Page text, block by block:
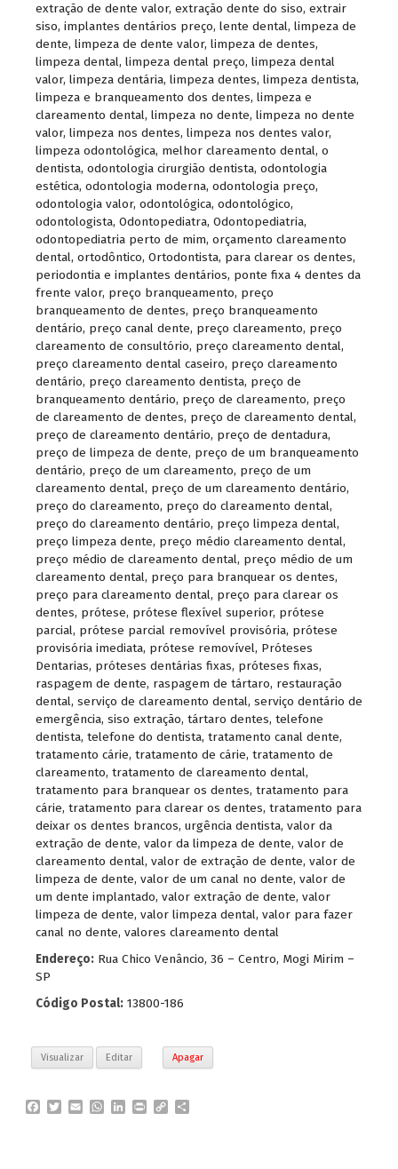
extração de dente valor, extração dente do siso, extrair
siso, implantes dentários preço, lente dental, limpeza de
dente, limpeza de dente valor, limpeza de dentes,
limpeza dental, limpeza dental preço, limpeza dental
valor, limpeza dentária, limpeza dentes, limpeza dentista,
limpeza e branqueamento dos dentes, limpeza e
clareamento dental, limpeza no dente, limpeza no dente
valor, limpeza nos dentes, limpeza nos dentes valor,
limpeza odontológica, melhor clareamento dental, o
dentista, odontologia cirurgião dentista, odontologia
estética, odontologia moderna, odontologia preço,
odontologia valor, odontológica, odontológico,
odontologista, Odontopediatra, Odontopediatria,
odontopediatria perto de mim, orçamento clareamento
dental, ortodôntico, Ortodontista, para clarear os dentes,
periodontia e implantes dentários, ponte fixa 4 dentes da
frente valor, preço branqueamento, preço
branqueamento de dentes, preço branqueamento
dentário, preço canal dente, preço clareamento, preço
clareamento de consultório, preço clareamento dental,
preço clareamento dental caseiro, preço clareamento
dentário, preço clareamento dentista, preço de
branqueamento dentário, preço de clareamento, preço
de clareamento de dentes, preço de clareamento dental,
preço de clareamento dentário, preço de dentadura,
preço de limpeza de dente, preço de um branqueamento
dentário, preço de um clareamento, preço de um
clareamento dental, preço de um clareamento dentário,
preço do clareamento, preço do clareamento dental,
preço do clareamento dentário, preço limpeza dental,
preço limpeza dente, preço médio clareamento dental,
preço médio de clareamento dental, preço médio de um
clareamento dental, preço para branquear os dentes,
preço para clareamento dental, preço para clarear os
dentes, prótese, prótese flexível superior, prótese
parcial, prótese parcial removível provisória, prótese
provisória imediata, prótese removível, Próteses
Dentarias, próteses dentárias fixas, próteses fixas,
raspagem de dente, raspagem de tártaro, restauração
dental, serviço de clareamento dental, serviço dentário de
emergência, siso extração, tártaro dentes, telefone
dentista, telefone do dentista, tratamento canal dente,
tratamento cárie, tratamento de cárie, tratamento de
clareamento, tratamento de clareamento dental,
tratamento para branquear os dentes, tratamento para
cárie, tratamento para clarear os dentes, tratamento para
deixar os dentes brancos, urgência dentista, valor da
extração de dente, valor da limpeza de dente, valor de
clareamento dental, valor de extração de dente, valor de
limpeza de dente, valor de um canal no dente, valor de
um dente implantado, valor extração de dente, valor
limpeza de dente, valor limpeza dental, valor para fazer
canal no dente, valores clareamento dental
Endereço: Rua Chico Venâncio, 36 – Centro, Mogi Mirim –
SP
Código Postal: 13800-186
Visualizar Editar Apagar
T
E
W
P
C